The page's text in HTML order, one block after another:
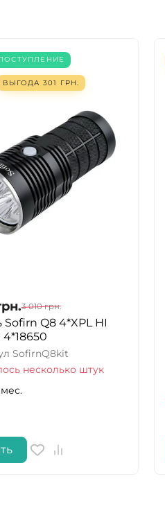
ВЫГОДА 301 ГРН.
3 010 грн.
Q8 4*XPL HI
SofirnQ8kit
несколько штук